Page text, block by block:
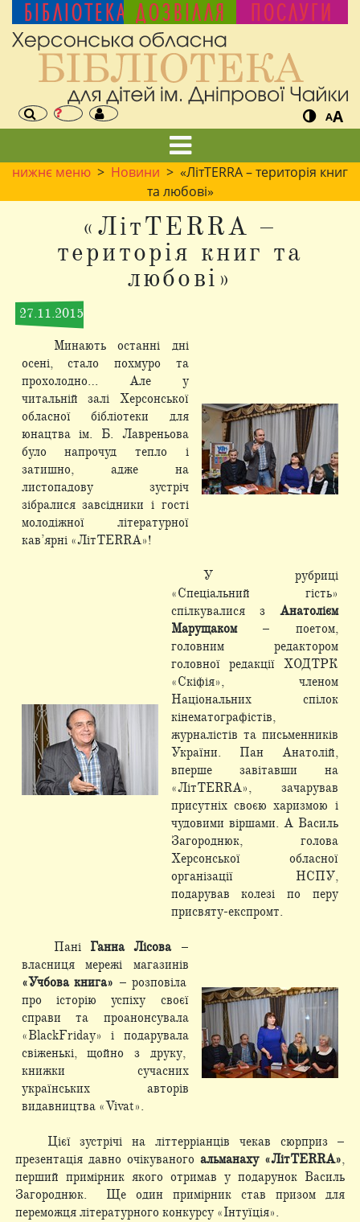
БІБЛІОТЕКА ДОЗВІЛЛЯ ПОСЛУГИ
AA
нижнє меню > Новини > «ЛітTERRA – територія книг
та любові»
«ЛітTERRA –
територія книг та
любові»
27.11.2015
Минають останні дні
осені, стало похмуро та
прохолодно… Але у
читальній залі Херсонської
обласної бібліотеки для
юнацтва ім. Б. Лавреньова
було напрочуд тепло і
затишно, адже на
листопадову зустріч
зібралися завсідники і гості
молодіжної літературної
кав’ярні «ЛітTERRA»!
У рубриці
«Спеціальний гість»
спілкувалися з Анатолієм
Марущаком – поетом,
головним редактором
головної редакції ХОДТРК
«Скіфія», членом
Національних спілок
кінематографістів,
журналістів та письменників
України. Пан Анатолій,
вперше завітавши на
«ЛітTERRA», зачарував
присутніх своєю харизмою і
чудовими віршами. А Василь
Загороднюк, голова
Херсонської обласної
організації НСПУ,
подарував колезі по перу
присвяту-експромт.
Пані Ганна Лісова –
власниця мережі магазинів
«Учбова книга» – розповіла
про історію успіху своєї
справи та проанонсувала
«BlackFriday» і подарувала
свіженькі, щойно з друку,
книжки сучасних
українських авторів
видавництва «Vivat».
Цієї зустрічі на літтерріанців чекав сюрприз –
презентація давно очікуваногоальманаху «ЛітTERRA»,
перший примірник якого отримав у подарунок Василь
Загороднюк. Ще один примірник став призом для
переможця літературного конкурсу «Інтуїція».